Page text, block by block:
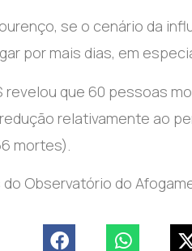
se o cenário da
por mais dias, em
revelou que 60 pessoas
relativamente ao
mortes).
Observatório do